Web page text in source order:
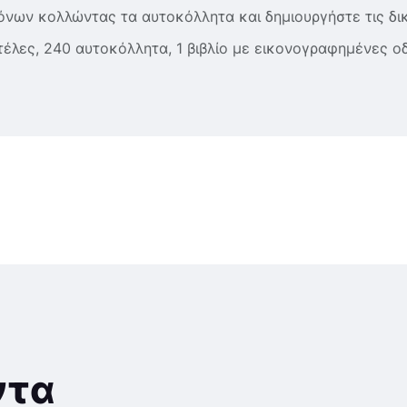
κολλώντας τα αυτοκόλλητα και δημιουργήστε τις
240 αυτοκόλλητα, 1 βιβλίο με εικονογραφημένες